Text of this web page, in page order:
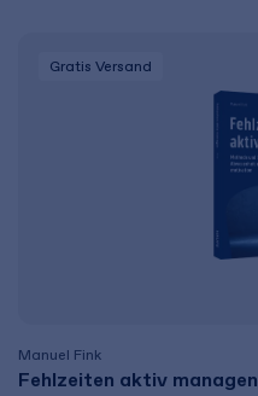
Gratis Versand
Manuel Fink
Fehlzeiten aktiv managen